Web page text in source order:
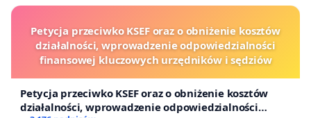
Petycja przeciwko KSEF oraz o obniżenie kosztów
działalności, wprowadzenie odpowiedzialności
finansowej kluczowych urzędników i sędziów
Petycja przeciwko KSEF oraz o obniżenie kosztów
działalności, wprowadzenie odpowiedzialności